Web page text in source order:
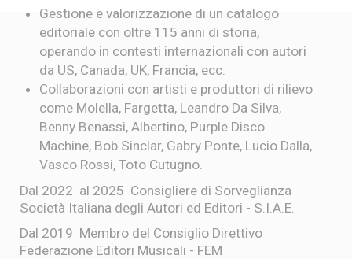
Gestione e valorizzazione di un catalogo
editoriale con oltre 115 anni di storia,
operando in contesti internazionali con autori
da US, Canada, UK, Francia, ecc.
Collaborazioni con artisti e produttori di rilievo
come Molella, Fargetta, Leandro Da Silva,
Benny Benassi, Albertino, Purple Disco
Machine, Bob Sinclar, Gabry Ponte, Lucio Dalla,
Vasco Rossi, Toto Cutugno.
Dal 2022 al 2025 Consigliere di Sorveglianza
Società Italiana degli Autori ed Editori - S.I.A.E.
Dal 2019 Membro del Consiglio Direttivo
Federazione Editori Musicali - FEM